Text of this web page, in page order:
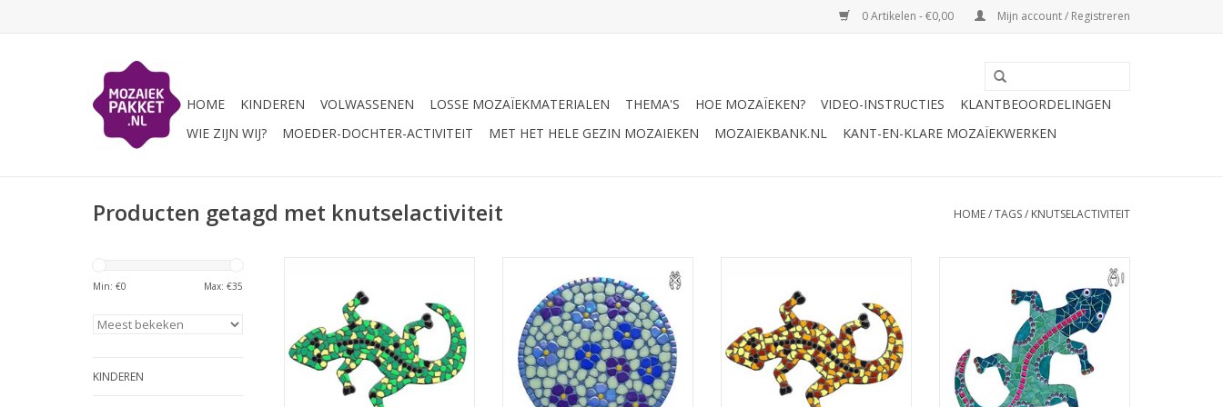
0 Artikelen - €0,00 Mijn account / Registreren
HOME KINDEREN VOLWASSENEN LOSSE MOZAÏEKMATERIALEN THEMA'S HOE MOZAÏEKEN? VIDEO-INSTRUCTIES
KLANTBEOORDELINGEN
WIE ZIJN WIJ?
MOEDER-DOCHTER-ACTIVITEIT MET HET HELE GEZIN MOZAIEKEN MOZAIEKBANK.NL KANT-EN-KLARE MOZAÏEKWERKEN
Producten getagd met knutselactiviteit HOME/TAGS/ KNUTSELACTIVITEIT
Min: €0 Max: €35
KINDEREN
glasmozaiek-dotjes
TOEVOEGEN AAN WINKELWAGEN
verschillende soorten
mozaïekstenen om deze vrolijke
en nuttige pannenonderzetter te
mozaïeken.
TOEVOEGEN AAN WINKELWAGEN
glasmozaiek-dotjes
TOEVOEGEN AAN WINKELWAGEN
glasmozaïeksteentjes om deze
prachtige gekko te mozaïeken.
Wieltjestang is nodig, evt. mee te
bestellen.
TOEVOEGEN AAN WINKELWAGEN